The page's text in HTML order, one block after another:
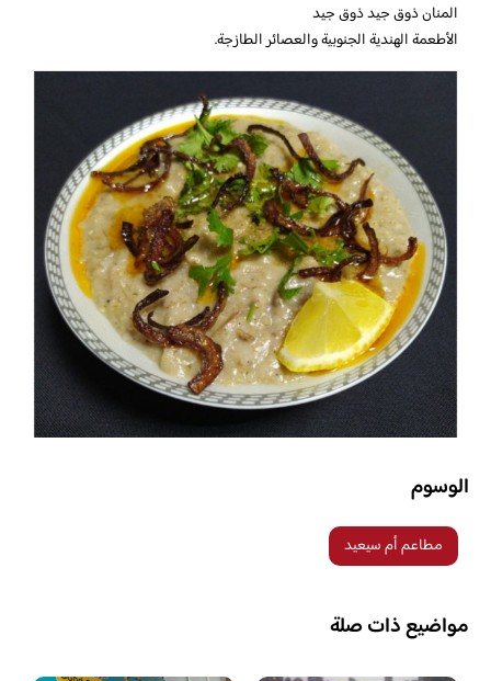
المنان ذوق جيد ذوق جيد
الأطعمة الهندية الجنوبية والعصائر الطازجة.
الوسوم
مطاعم أم سيعيد
مواضيع ذات صلة